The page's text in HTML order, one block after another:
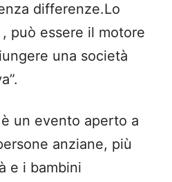
differenze.Lo
può essere il motore
una società
”.
un evento aperto a
anziane, più
e i bambini